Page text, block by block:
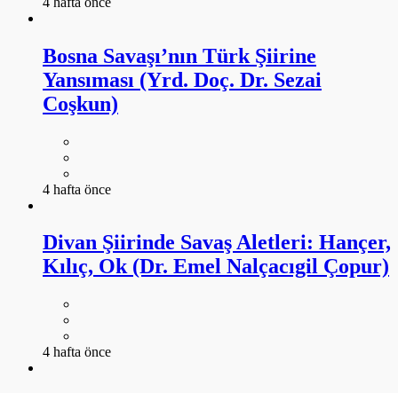
Bosna Savaşı’nın Türk Şiirine
Yansıması (Yrd. Doç. Dr. Sezai
Coşkun)
4 hafta önce
Divan Şiirinde Savaş Aletleri: Hançer,
Kılıç, Ok (Dr. Emel Nalçacıgil Çopur)
4 hafta önce